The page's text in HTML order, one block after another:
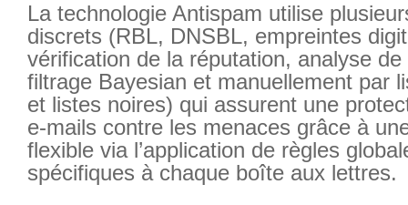
La technologie Antispam utilise
discrets (RBL, DNSBL, empreintes
vérification de la réputation, analyse
filtrage Bayesian et manuellement par
et listes noires) qui assurent une
e-mails contre les menaces grâce à
flexible via l’application de règles
spécifiques à chaque boîte aux lettres.